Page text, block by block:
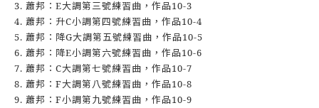
3. 蕭邦：E大調第三號練習曲，作品10-3
4. 蕭邦：升C小調第四號練習曲，作品10-4
5. 蕭邦：降G大調第五號練習曲，作品10-5
6. 蕭邦：降E小調第六號練習曲，作品10-6
7. 蕭邦：C大調第七號練習曲，作品10-7
8. 蕭邦：F大調第八號練習曲，作品10-8
9. 蕭邦：F小調第九號練習曲，作品10-9